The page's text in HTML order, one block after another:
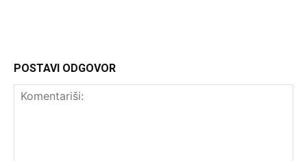
POSTAVI ODGOVOR